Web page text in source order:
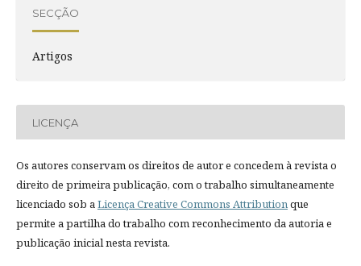
SECÇÃO
Artigos
LICENÇA
Os autores conservam os direitos de autor e concedem à revista o
direito de primeira publicação, com o trabalho simultaneamente
licenciado sob aLicença Creative Commons Attributionque
permite a partilha do trabalho com reconhecimento da autoria e
publicação inicial nesta revista.